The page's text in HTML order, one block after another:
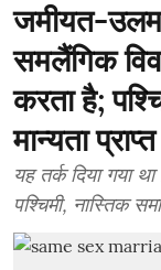
जमीयत-
समलैंगिक
करता है;
मान्यता
यह तर्क दिया गया
पश्चिमी, नास्तिक